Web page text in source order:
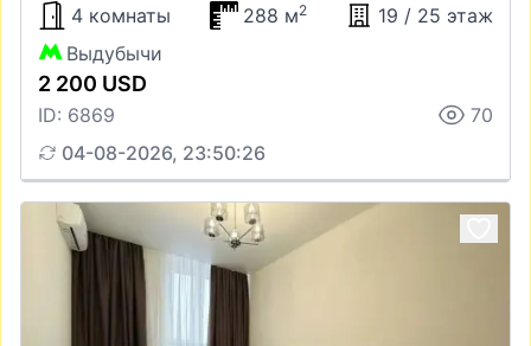
4 комнаты
288 м2
19 / 25 этаж
Выдубычи
2 200 USD
ID: 6869
70
04-08-2026, 23:50:26